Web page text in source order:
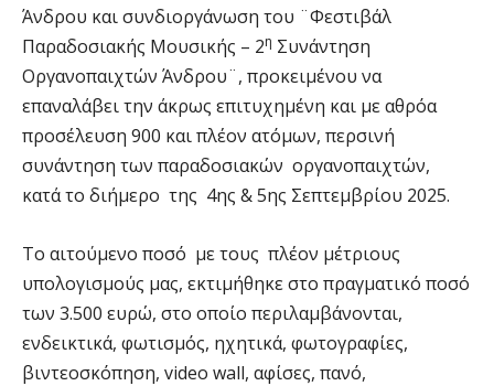
Άνδρου και συνδιοργάνωση του ¨Φεστιβάλ
Παραδοσιακής Μουσικής – 2η Συνάντηση
Οργανοπαιχτών Άνδρου¨, προκειμένου να
επαναλάβει την άκρως επιτυχημένη και με αθρόα
προσέλευση 900 και πλέον ατόμων, περσινή
συνάντηση των παραδοσιακών οργανοπαιχτών,
κατά το διήμερο της 4ης & 5ης Σεπτεμβρίου 2025.
Το αιτούμενο ποσό με τους πλέον μέτριους
υπολογισμούς μας, εκτιμήθηκε στο πραγματικό ποσό
των 3.500 ευρώ, στο οποίο περιλαμβάνονται,
ενδεικτικά, φωτισμός, ηχητικά, φωτογραφίες,
βιντεοσκόπηση, video wall, αφίσες, πανό,